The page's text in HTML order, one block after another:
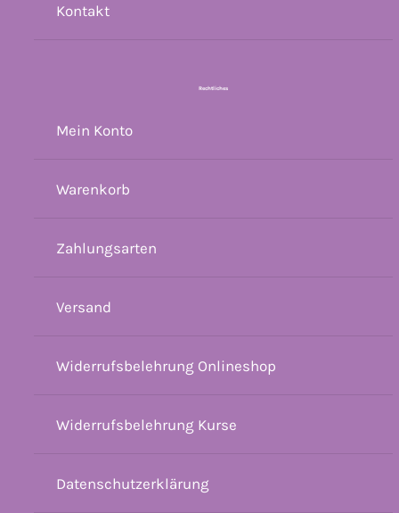
Kontakt
Rechtliches
Mein Konto
Warenkorb
Zahlungsarten
Versand
Widerrufsbelehrung Onlineshop
Widerrufsbelehrung Kurse
Datenschutzerklärung